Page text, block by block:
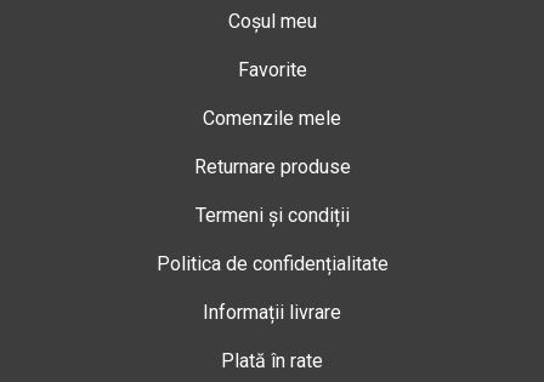
Coșul meu
Favorite
Comenzile mele
Returnare produse
Termeni și condiții
Politica de confidențialitate
Informații livrare
Plată în rate